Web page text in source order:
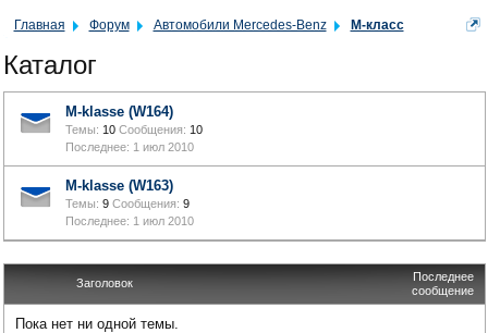
Главная Форум Автомобили Mercedes-Benz M-класс
Каталог
M-klasse (W164)
Темы: 10 Сообщения: 10
1 июл 2010
M-klasse (W163)
Темы: 9 Сообщения: 9
1 июл 2010
Заголовок
Последнее
сообщение
Пока нет ни одной темы.